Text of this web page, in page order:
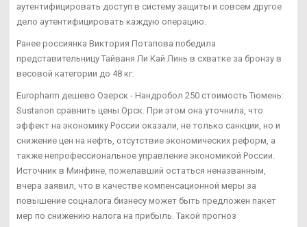
аутентифицировать доступ в систему защиты и совсем другое
дело аутентифицировать каждую операцию.
Ранее россиянка Виктория Потапова победила
представительницу Тайваня Ли Кай Линь в схватке за бронзу в
весовой категории до 48 кг.
Europharm дешево Озерск - Нандробол 250 стоимость Тюмень:
Sustanon сравнить цены Орск. При этом она уточнила, что
эффект на экономику России оказали, не только санкции, но и
снижение цен на нефть, отсутствие экономических реформ, а
также непрофессиональное управление экономикой России.
Источник в Минфине, пожелавший остаться неназванным,
вчера заявил, что в качестве компенсационной меры за
повышение соцналога бизнесу может быть предложен пакет
мер по снижению налога на прибыль. Такой прогноз